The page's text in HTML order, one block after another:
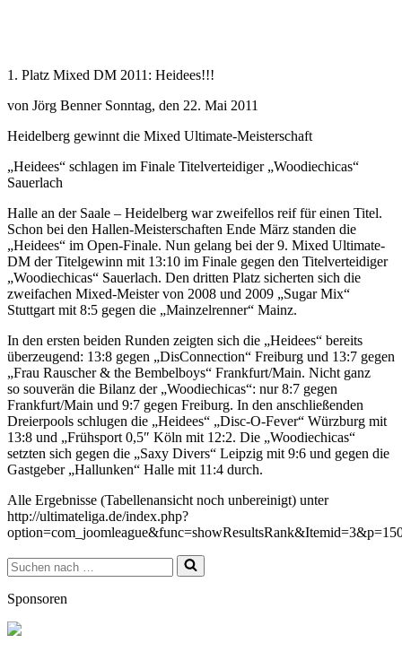
1. Platz Mixed DM 2011: Heidees!!!
von Jörg Benner Sonntag, den 22. Mai 2011
Heidelberg gewinnt die Mixed Ultimate-Meisterschaft
„Heidees“ schlagen im Finale Titelverteidiger „Woodiechicas“
Sauerlach
Halle an der Saale – Heidelberg war zweifellos reif für einen Titel.
Schon bei den Hallen-Meisterschaften Ende März standen die
„Heidees“ im Open-Finale. Nun gelang bei der 9. Mixed Ultimate-
DM der Titelgewinn mit 13:10 im Finale gegen den Titelverteidiger
„Woodiechicas“ Sauerlach. Den dritten Platz sicherten sich die
zweifachen Mixed-Meister von 2008 und 2009 „Sugar Mix“
Stuttgart mit 8:5 gegen die „Mainzelrenner“ Mainz.
In den ersten beiden Runden zeigten sich die „Heidees“ bereits
überzeugend: 13:8 gegen „DisConnection“ Freiburg und 13:7 gegen
„Frau Rauscher & the Bembelboys“ Frankfurt/Main. Nicht ganz
so souverän die Bilanz der „Woodiechicas“: nur 8:7 gegen
Frankfurt/Main und 9:7 gegen Freiburg. In den anschließenden
Dreierpools schlugen die „Heidees“ „Disc-O-Fever“ Würzburg mit
13:8 und „Frühsport 0,5″ Köln mit 12:2. Die „Woodiechicas“
setzten sich gegen die „Saxy Divers“ Leipzig mit 9:6 und gegen die
Gastgeber „Hallunken“ Halle mit 11:4 durch.
Alle Ergebnisse (Tabellenansicht noch unbereinigt) unter
http://ultimateliga.de/index.php?
Suchen
nach …
Sponsoren